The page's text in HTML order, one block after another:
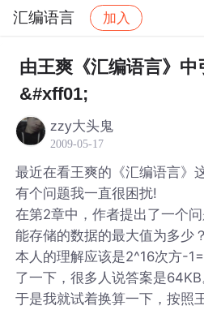
汇编语言 加入
社区 汇编语言 帖子详情
由王爽《汇编语言》中
&#xff01;
zzy大头鬼
2009-05-17
最近在看王爽的《汇编语言》
有个问题我一直很困扰!
在第2章中，作者提出了一个
能存储的数据的最大值为多少？
本人的理解应该是2^16次方-
了一下，很多人说答案是64KB
于是我就试着换算一下，按照